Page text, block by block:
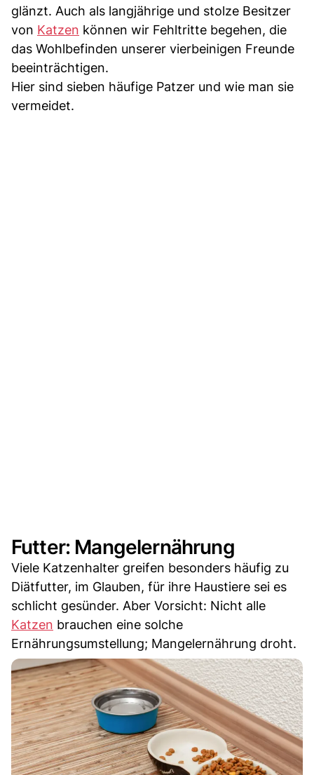
glänzt. Auch als langjährige und stolze Besitzer
von Katzen können wir Fehltritte begehen, die
das Wohlbefinden unserer vierbeinigen Freunde
beeinträchtigen.
Hier sind sieben häufige Patzer und wie man sie
vermeidet.
Futter: Mangelernährung
Viele Katzenhalter greifen besonders häufig zu
Diätfutter, im Glauben, für ihre Haustiere sei es
schlicht gesünder. Aber Vorsicht: Nicht alle
Katzen brauchen eine solche
Ernährungsumstellung; Mangelernährung droht.